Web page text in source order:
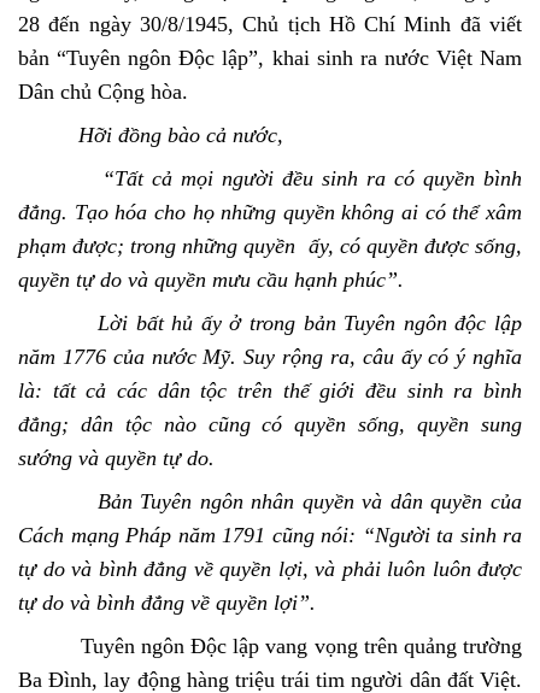
28 đến ngày 30/8/1945, Chủ tịch Hồ Chí Minh đã viết
bản “Tuyên ngôn Độc lập”, khai sinh ra nước Việt Nam
Dân chủ Cộng hòa.
Hỡi đồng bào cả nước,
“Tất cả mọi người đều sinh ra có quyền bình
đẳng. Tạo hóa cho họ những quyền không ai có thể xâm
phạm được; trong những quyền ấy, có quyền được sống,
quyền tự do và quyền mưu cầu hạnh phúc”.
Lời bất hủ ấy ở trong bản Tuyên ngôn độc lập
năm 1776 của nước Mỹ. Suy rộng ra, câu ấy có ý nghĩa
là: tất cả các dân tộc trên thế giới đều sinh ra bình
đẳng; dân tộc nào cũng có quyền sống, quyền sung
sướng và quyền tự do.
Bản Tuyên ngôn nhân quyền và dân quyền của
Cách mạng Pháp năm 1791 cũng nói: “Người ta sinh ra
tự do và bình đẳng về quyền lợi, và phải luôn luôn được
tự do và bình đẳng về quyền lợi”.
Tuyên ngôn Độc lập vang vọng trên quảng trường
Ba Đình, lay động hàng triệu trái tim người dân đất Việt.